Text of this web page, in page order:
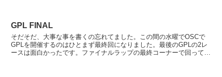
GPL FINAL
そだそだ、大事な事を書くの忘れてました。この間の水曜でOSCで
GPLを開催するのはひとまず最終回になりました。最後のGPLの2レ
ースは面白かったです。ファイナルラップの最終コーナーで回って抜